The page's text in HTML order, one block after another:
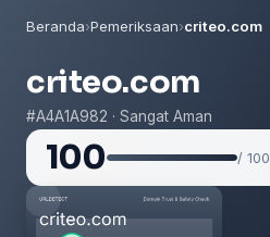
Beranda›Pemeriksaan›criteo.com
criteo.com
#A4A1A982 · Sangat Aman
100 / 100